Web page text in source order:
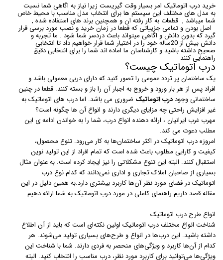
خرید درب اتوماتیک امر بسیار وقت گیریست زیرا نیاز به اگاهی شما نسبت
به مدل های مختلف این سیستم ها برای انتخاب مدل مناسب با محیط خاص
شما میباشد , قطعات به کار رفته ان و همچنین برند های استفاده شده ,
اصل بودن و تمامی جزییاتی که قطعا در زمان خرید و نصب مورد برسی قرار
گیرد که بدون دانش و اگاهی میتواند باعث دردسر شما شود . ما تجربه و
دانش بیش از 20ساله خود را در اختیار شما قرار خواهیم داد تا انتخابی
صحیح داشته باشید و کارشناسان ما اماده اند شما را برای انتخابی دقیق
راهنمایی کنند
درب اتوماتیک چیست؟
یک ساختمان پر تردد عمومی را تصور کنید که دارای دربی معمولی باشد و
افراد پس از هر بار ورود و خروج به اجبار آن را باز و بسته کنند. قطعا در چنین
ساختمانی وجوددرب اتوماتیک ضروری می باشد. اما درب های اتوماتیک به
غیر افزایش راحتی چه مزایای دیگری دارند و انواع آن ها چگونه است؟
مهرب غرب ایرانیان ، ارائه دهنده انواع درب، شما را به خواندن ادامه ی این
مطلب دعوت می کند.
امروزه درب اتوماتیک در اکثر ساختمان‌ها به کار می‌رود. تنوع محصول،
کیفیت و کارایی مطلوب باعث شده است که تمام افراد از این تولید نوین
استقبال کنند. البته این تنوع مشکلاتی را نیز ایجاد کرده است. به عنوان مثال
بسیاری از صاحبان املاک تجاری و اداری نمی‌دانند که کدام نوع درب
اتوماتیک در فضای مورد نظر آن‌ها کاربرد بیشتری دارد.به همین دلیل در این
مقاله قصد داریم راهنمای کاملی در مورد درب اتوماتیک به شما ارائه دهیم.
انواع طرح درب اتوماتیک
شناخت انواع مختلف درب اتوماتیک اولین نکته‌ای است که باید از آن اطلاع
داشته باشید. این درب‌ها در انواع و طرح‌های بسیاری تولید می‌شوند. هر
کدام از آن‌ها کاربرد و ویژگی‌های منحصر به فردی دارند. شما با شناخت این
ویژگی‌ها می‌توانید برای کاربرد مورد نظر، درب مناسب را انتخاب کنید. البته